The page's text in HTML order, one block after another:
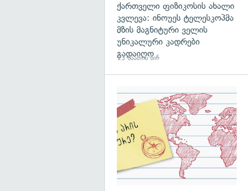
ქართველი ფიზიკოსის ახალი
კვლევა: ინოუეს ტელესკოპმა
მზის მაგნიტური ველის
უნიკალური კადრები
გადაიღო
13 საათის წინ